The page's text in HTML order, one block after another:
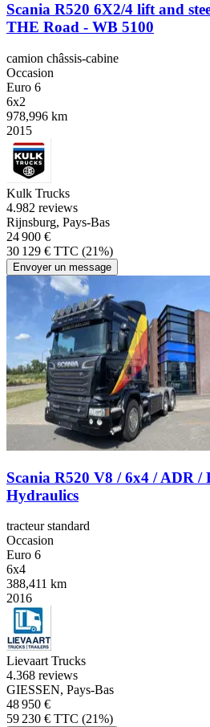
Scania R520 6X2/4 lift and
THE Road - WB 5100
camion châssis-cabine
Occasion
Euro 6
6x2
978,996 km
2015
Kulk Trucks
4.982 reviews
Rijnsburg, Pays-Bas
24 900 €
30 129 € TTC (21%)
Envoyer un message
Scania R520 V8 / 6x4 / ADR
Hydraulics
tracteur standard
Occasion
Euro 6
6x4
388,411 km
2016
Lievaart Trucks
4.368 reviews
GIESSEN, Pays-Bas
48 950 €
59 230 € TTC (21%)